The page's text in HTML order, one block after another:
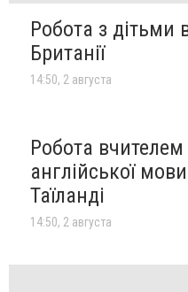
Робота з дітьми
Британії
14:50, 2 августа
Робота вчителем
англійської
Таїланді
14:50, 2 августа